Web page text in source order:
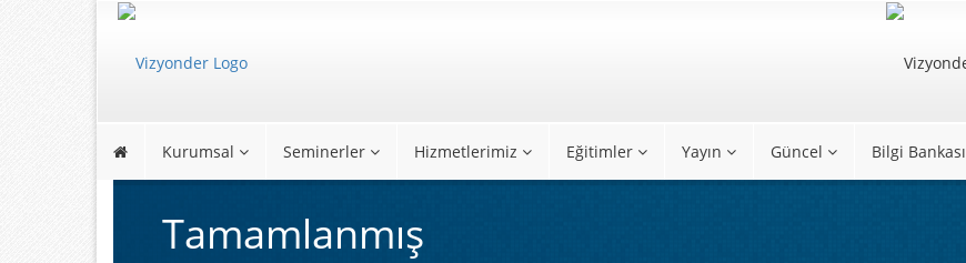
Kurumsal Seminerler Hizmetlerimiz Eğitimler Yayın Güncel Bilgi Bankası
Tamamlanmış